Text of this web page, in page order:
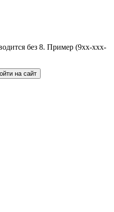
без 8. Пример (9хх-ххх-
на сайт